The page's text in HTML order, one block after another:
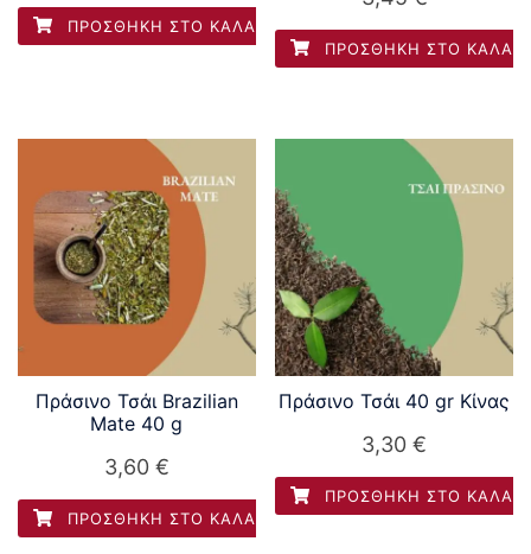
ΠΡΟΣΘΉΚΗ ΣΤΟ ΚΑΛΆΘΙ
ΠΡΟΣΘΉΚΗ ΣΤΟ ΚΑΛΆΘΙ
Πράσινο Τσάι Brazilian
Mate 40 g
3,60 €
ΠΡΟΣΘΉΚΗ ΣΤΟ ΚΑΛΆΘΙ
Πράσινο Τσάι 40 gr Κίνας
3,30€
ΠΡΟΣΘΉΚΗ ΣΤΟ ΚΑΛΆΘΙ